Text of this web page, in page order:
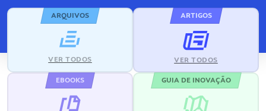
ARQUIVOS
VER TODOS
ARTIGOS
VER TODOS
EBOOKS GUIA DE INOVAÇÃO